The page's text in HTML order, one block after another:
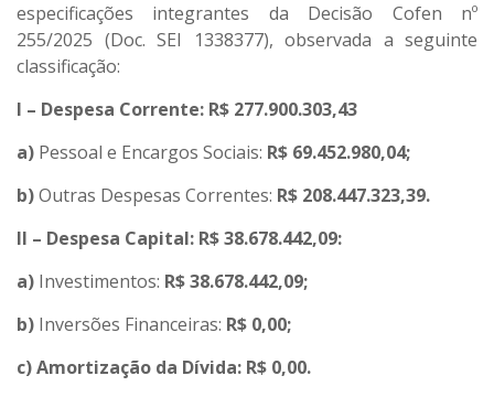
especificações integrantes da Decisão Cofen nº
255/2025 (Doc. SEI 1338377), observada a seguinte
classificação:
I – Despesa Corrente: R$ 277.900.303,43
a) Pessoal e Encargos Sociais: R$ 69.452.980,04;
b)Outras Despesas Correntes: R$ 208.447.323,39.
II – Despesa Capital: R$ 38.678.442,09:
a) Investimentos: R$ 38.678.442,09;
b) Inversões Financeiras: R$ 0,00;
c)Amortização da Dívida: R$ 0,00.